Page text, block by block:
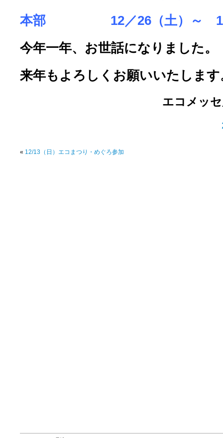
本部 12／26（土）～ 1
今年一年、お世話になりました。
来年もよろしくお願いいたします
エコメッ
« 12/13（日）エコまつり・めぐろ参加